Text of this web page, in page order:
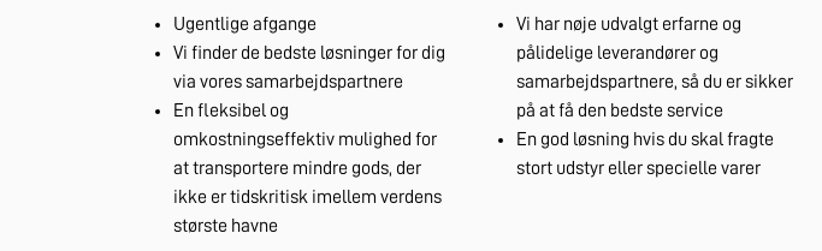
Ugentlige afgange
Vi finder de bedste løsninger for dig
via vores samarbejdspartnere
En fleksibel og
omkostningseffektiv mulighed for
at transportere mindre gods, der
ikke er tidskritisk imellem verdens
største havne
Vi har nøje udvalgt erfarne og
pålidelige leverandører og
samarbejdspartnere, så du er sikker
på at få den bedste service
En god løsning hvis du skal fragte
stort udstyr eller specielle varer